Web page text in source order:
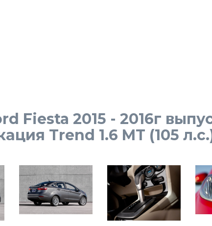
Fiesta 2015 - 2016г
Trend 1.6 MT (105